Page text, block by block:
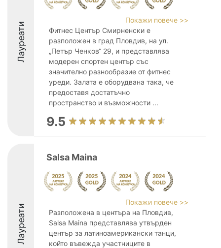
Лауреати
Покажи повече >>
Фитнес Център Смирненски е
разположен в град Пловдив, на ул.
„Петър Ченков“ 29, и представлява
модерен спортен център със
значително разнообразие от фитнес
уреди. Залата е оборудвана така, че
предоставя достатъчно
пространство и възможности ...
9.5
Лауреати
Salsa Maina
Покажи повече >>
Разположена в центъра на Пловдив,
Salsa Maina представлява утвърден
център за латиноамерикански танци,
който въвежда участниците в